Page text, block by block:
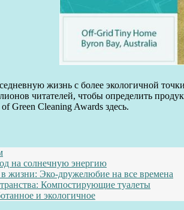
жизнь с более экологичной
читателей, чтобы определить
Green Cleaning Awards здесь.
на солнечную энергию
жизни: Эко-дружелюбие на все времена
Компостирующие туалеты
и экологичное